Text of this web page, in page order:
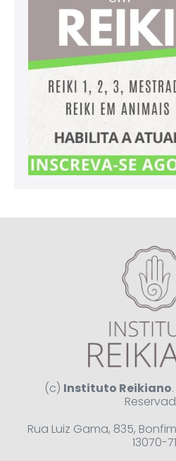
(c) Instituto Reikiano
Rua Luiz Gama, 835,
13070-